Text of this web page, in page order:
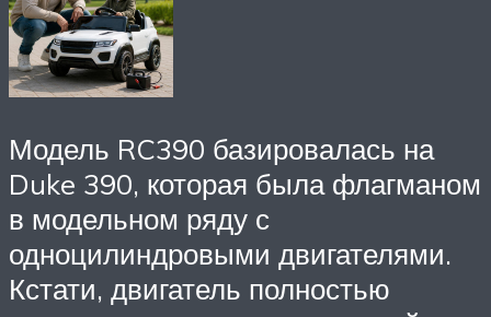
Модель RC390 базировалась на
Duke 390, которая была флагманом
в модельном ряду с
одноцилиндровыми двигателями.
Кстати, двигатель полностью